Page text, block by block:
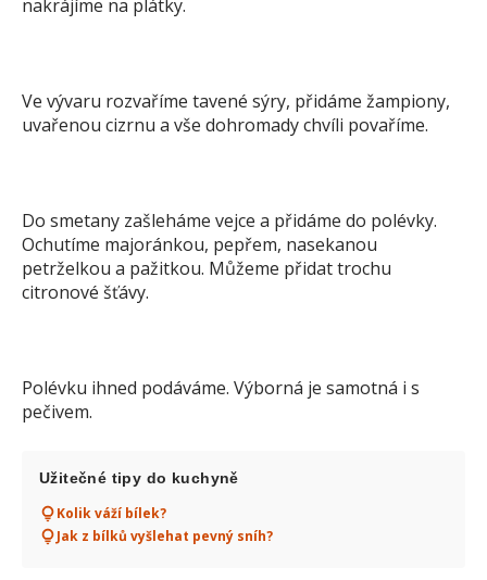
nakrájíme na plátky.
Ve vývaru rozvaříme tavené sýry, přidáme žampiony,
uvařenou cizrnu a vše dohromady chvíli povaříme.
Do smetany zašleháme vejce a přidáme do polévky.
Ochutíme majoránkou, pepřem, nasekanou
petrželkou a pažitkou. Můžeme přidat trochu
citronové šťávy.
Polévku ihned podáváme. Výborná je samotná i s
pečivem.
Užitečné tipy do kuchyně
Kolik váží bílek?
Jak z bílků vyšlehat pevný sníh?